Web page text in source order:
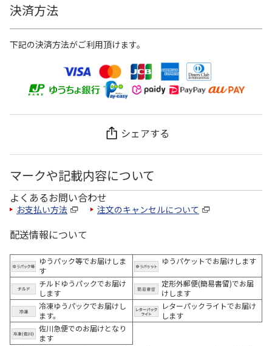
決済方法
下記の決済方法がご利用頂けます。
シェアする
マークや記載内容について
よくあるお問い合わせ
お支払い方法 注文のキャンセルについて
配送情報について
ゆうパック等でお届けしま
す
ゆうパケットでお届けします
チルドゆうパックでお届け
します
定形外郵便(簡易書留)でお届
けします
冷凍ゆうパックでお届けし
ます。
レターパックライトでお届け
します
佐川急便でのお届けとなり
ます